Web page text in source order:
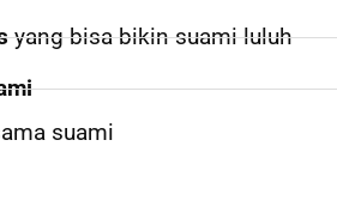
yang bisa bikin suami luluh
suami